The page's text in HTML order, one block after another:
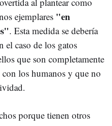
ejemplares "en
. Esta medida se debería
el caso de los gatos
que son completamente
los humanos y que no
porque tienen otros